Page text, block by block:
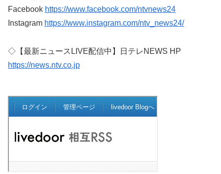
Facebook https://www.facebook.com/ntvnews24
Instagram https://www.instagram.com/ntv_news24/
◇【最新ニュースLIVE配信中】日テレNEWS HP
https://news.ntv.co.jp